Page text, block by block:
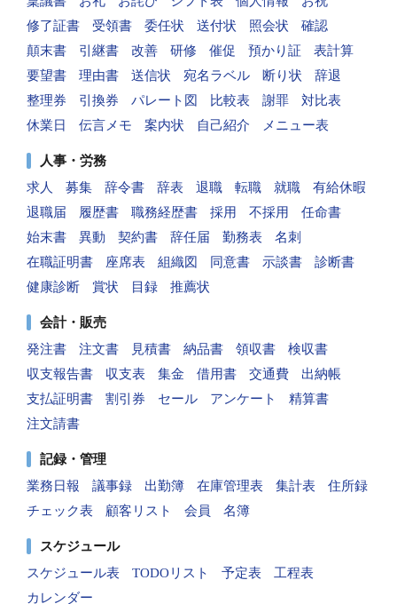
修了証書
受領書 委任状 送付状 照会状
確認
顛末書
引継書 改善 研修 催促 預かり証
表計算
要望書
理由書 送信状 宛名ラベル 断り状
辞退
整理券
引換券 パレート図 比較表 謝罪
対比表
休業日
伝言メモ 案内状 自己紹介 メニュー表
人事・労務
求人
募集 辞令書 辞表 退職 転職 就職
有給休暇
退職届
履歴書 職務経歴書 採用 不採用
任命書
始末書
異動 契約書 辞任届 勤務表
名刺
在職証明書
座席表 組織図 同意書 示談書
診断書
健康診断
賞状 目録 推薦状
会計・販売
発注書
注文書 見積書 納品書 領収書
検収書
収支報告書
収支表 集金 借用書 交通費
出納帳
支払証明書
割引券 セール アンケート
精算書
注文請書
記録・管理
業務日報
議事録 出勤簿 在庫管理表 集計表
住所録
チェック表
顧客リスト 会員 名簿
スケジュール
スケジュール表
TODOリスト 予定表
工程表
カレンダー